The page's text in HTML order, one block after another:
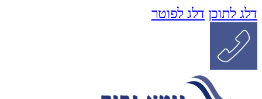
דלג לתוכן דלג לפוטר